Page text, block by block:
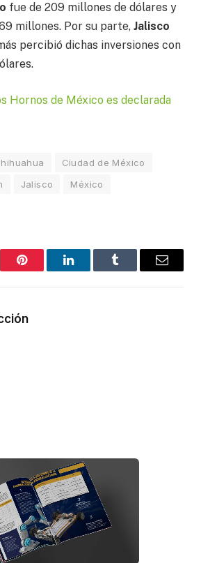
fue de 209 millones de dólares y
millones. Por su parte, Jalisco
percibió dichas inversiones con
Hornos de México es declarada
Ciudad de México
Jalisco
México
Pinterest LinkedInTumblr Email